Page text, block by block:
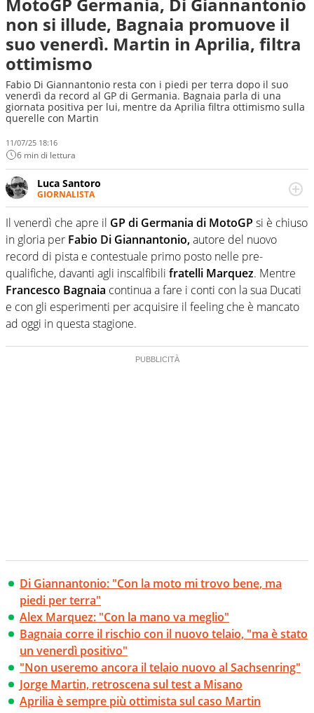
non si illude, Bagnaia promuove il
suo venerdì. Martin in Aprilia, filtra
ottimismo
Fabio Di Giannantonio resta con i piedi per terra dopo il suo
venerdì da record al GP di Germania. Bagnaia parla di una
giornata positiva per lui, mentre da Aprilia filtra ottimismo sulla
querelle con Martin
11/07/25 18:16
6 min di lettura
Luca Santoro
GIORNALISTA
Esperto di Motorsport ma, più in generale, appassionato
di tutto ciò che sia Sport, anche senza il Motor. Dà il
meglio di sé quando la strada fa largo alle due o alle
quattro ruote
Il venerdì che apre il GP di Germania di MotoGP si è chiuso
in gloria per Fabio Di Giannantonio,autore del nuovo
record di pista e contestuale primo posto nelle pre-
qualifiche, davanti agli inscalfibili fratelli Marquez. Mentre
Francesco Bagnaia continua a fare i conti con la sua Ducati
e con gli esperimenti per acquisire il feeling che è mancato
ad oggi in questa stagione.
Di Giannantonio: "Con la moto mi trovo bene, ma
piedi per terra"
Alex Marquez: "Con la mano va meglio"
Bagnaia corre il rischio con il nuovo telaio, "ma è stato
un venerdì positivo"
"Non useremo ancora il telaio nuovo al Sachsenring"
Jorge Martin, retroscena sul test a Misano
Aprilia è sempre più ottimista sul caso Martin